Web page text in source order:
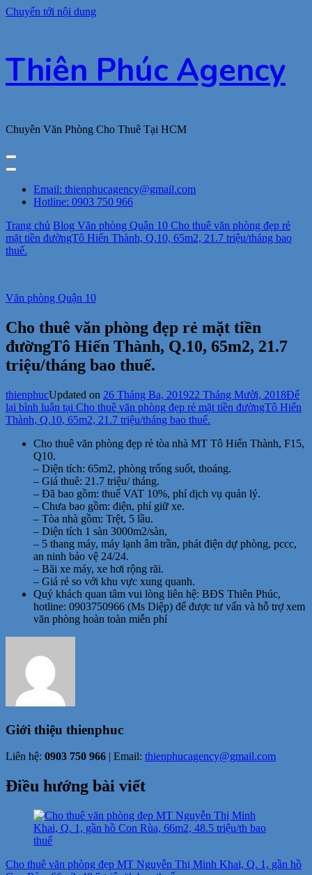
Chuyển tới nội dung
Thiên Phúc Agency
Chuyên Văn Phòng Cho Thuê Tại HCM
Email: thienphucagency@gmail.com
Hotline: 0903 750 966
Trang chủ Blog Văn phòng Quận 10 Cho thuê văn phòng đẹp rẻ
mặt tiền đườngTô Hiến Thành, Q.10, 65m2, 21.7 triệu/tháng bao
thuế.
Văn phòng Quận 10
Cho thuê văn phòng đẹp rẻ mặt tiền
đườngTô Hiến Thành, Q.10, 65m2, 21.7
triệu/tháng bao thuế.
thienphucUpdated on 26 Tháng Ba, 201922 Tháng Mười, 2018Để
lại bình luận tại Cho thuê văn phòng đẹp rẻ mặt tiền đườngTô Hiến
Thành, Q.10, 65m2, 21.7 triệu/tháng bao thuế.
Cho thuê văn phòng đẹp rẻ tòa nhà MT Tô Hiến Thành, F15,
Q10.
– Diện tích: 65m2, phòng trống suốt, thoáng.
– Giá thuê: 21.7 triệu/ tháng.
– Đã bao gồm: thuế VAT 10%, phí dịch vụ quản lý.
– Chưa bao gồm: điện, phí giữ xe.
– Tòa nhà gồm: Trệt, 5 lầu.
– Diện tích 1 sàn 3000m2/sàn,
– 5 thang máy, máy lạnh âm trần, phát điện dự phòng, pccc,
an ninh bảo vệ 24/24.
– Bãi xe máy, xe hơi rộng rãi.
– Giá rẻ so với khu vực xung quanh.
Quý khách quan tâm vui lòng liên hệ: BĐS Thiên Phúc,
hotline: 0903750966 (Ms Diệp) để được tư vấn và hỗ trợ xem
văn phòng hoàn toàn miễn phí
Giới thiệu thienphuc
Liên hệ: 0903 750 966 | Email: thienphucagency@gmail.com
Điều hướng bài viết
Cho thuê văn phòng đẹp MT Nguyễn Thị Minh Khai, Q. 1, gần hồ